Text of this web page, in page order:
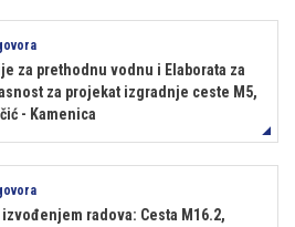
za prethodnu vodnu i Elaborata za
za projekat izgradnje ceste M5,
- Kamenica
izvođenjem radova: Cesta M16.2,